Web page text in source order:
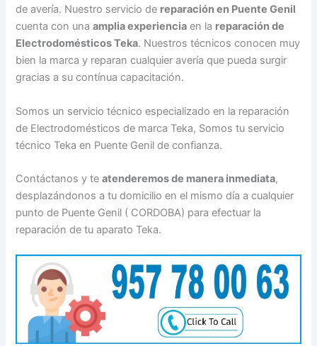
de avería. Nuestro servicio de reparación en Puente Genil
cuenta con unaamplia experiencia en la reparación de
Electrodomésticos Teka. Nuestros técnicos conocen muy
bien la marca y reparan cualquier avería que pueda surgir
gracias a su contínua capacitación.
Somos un servicio técnico especializado en la reparación
de Electrodomésticos de marca Teka, Somos tu servicio
técnico Teka en Puente Genil de confianza.
Contáctanos y teatenderemos de manera inmediata,
desplazándonos a tu domicilio en el mismo día a cualquier
punto de Puente Genil ( CORDOBA) para efectuar la
reparación de tu aparato Teka.